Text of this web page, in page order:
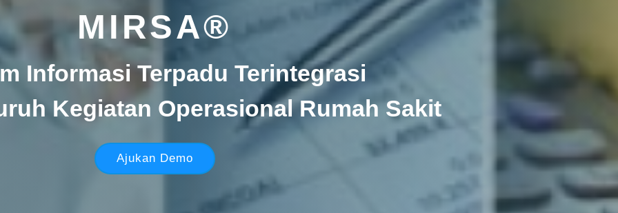
MIRSA®
Informasi Terpadu Terintegrasi
Kegiatan Operasional Rumah Sakit
Ajukan Demo